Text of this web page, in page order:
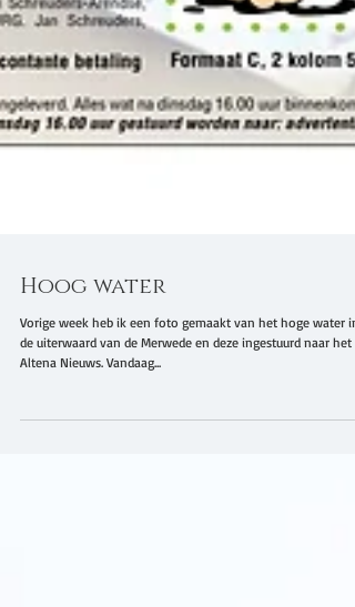
Hoog water
de uiterwaard van de Merwede en deze ingestuurd naar het